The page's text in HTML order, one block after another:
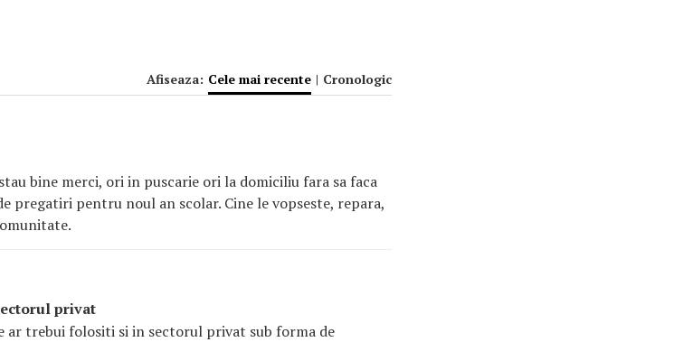
Afiseaza: Cele mai recente | Cronologic
bine merci, ori in puscarie ori la domiciliu fara sa faca
pregatiri pentru noul an scolar. Cine le vopseste, repara,
privat
ar trebui folositi si in sectorul privat sub forma de